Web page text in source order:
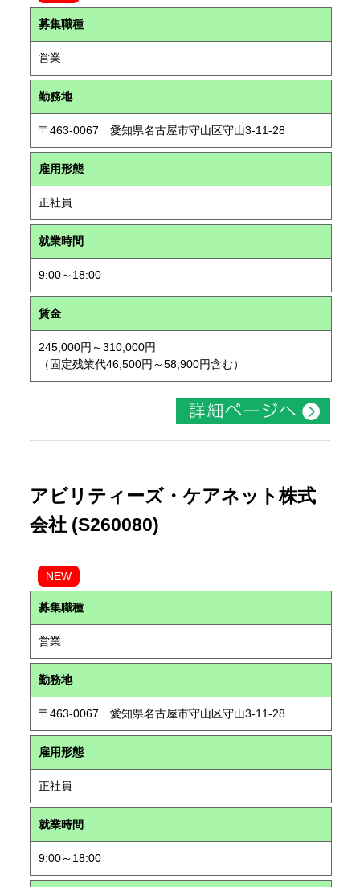
募集職種
営業
勤務地
〒463-0067 愛知県名古屋市守山区守山3-11-28
雇用形態
正社員
就業時間
9:00～18:00
賃金
245,000円～310,000円
（固定残業代46,500円～58,900円含む）
アビリティーズ・ケアネット株式
会社 (S260080)
NEW
募集職種
営業
勤務地
〒463-0067 愛知県名古屋市守山区守山3-11-28
雇用形態
正社員
就業時間
9:00～18:00